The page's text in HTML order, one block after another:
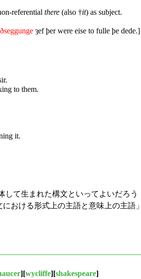
referential there (also †it) as subject.
ȝef þer were eise to fulle þe dede.]
to them.
it.
て生まれた構文といってよいだろう
における形式上の主語と意味上の主語
][wycliffe][shakespeare]